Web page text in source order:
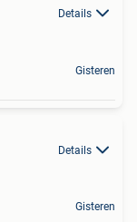
Details
Gisteren
Details
Gisteren